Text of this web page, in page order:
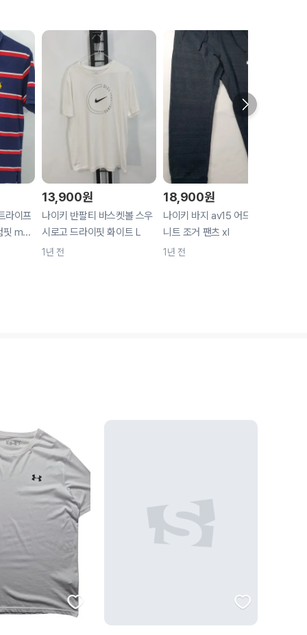
라이프
핏 m...
13,900원
나이키 반팔티 바스켓볼 스우
시로고 드라이핏 화이트 L
1년 전
18,900원
나이키 바지 av15 어드벤스
니트 조거 팬츠 xl
1년 전